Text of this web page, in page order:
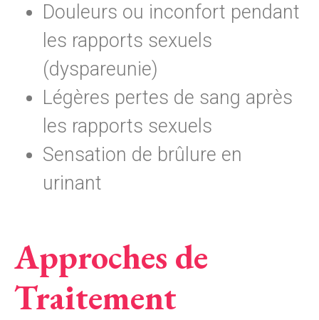
Douleurs ou inconfort pendant
les rapports sexuels
(dyspareunie)
Légères pertes de sang après
les rapports sexuels
Sensation de brûlure en
urinant
Approches de
Traitement